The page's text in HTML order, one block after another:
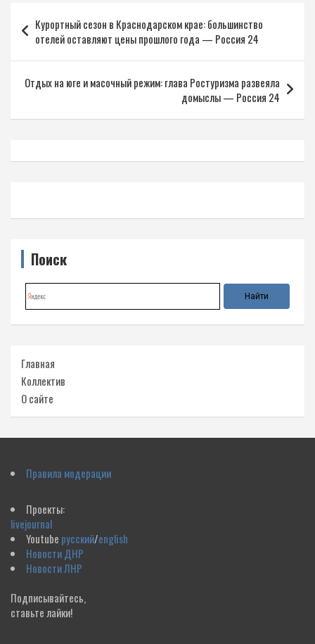
по
записям
Курортный сезон в Краснодарском крае: большинство
отелей оставляют цены прошлого года — Россия 24
Отдых на юге и масочный режим: глава Ростуризма развеяла
домыслы — Россия 24
Поиск
Главная
Коллектив
О сайте
Правила модерации
Проекты:
livejournal
Youtube русский/english
Новости ДНР
Новости ЛНР
Подписывайтесь,
ставьте лайки!